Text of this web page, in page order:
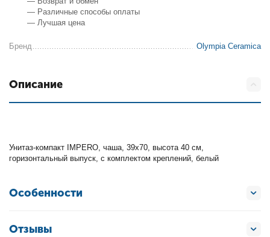
— Различные способы оплаты
— Лучшая цена
Бренд Olympia Ceramica
Описание
Унитаз-компакт IMPERO, чаша, 39х70, высота 40 см,
горизонтальный выпуск, с комплектом креплений, белый
Особенности
Отзывы